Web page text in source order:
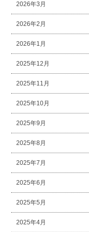
2026年3月
2026年2月
2026年1月
2025年12月
2025年11月
2025年10月
2025年9月
2025年8月
2025年7月
2025年6月
2025年5月
2025年4月